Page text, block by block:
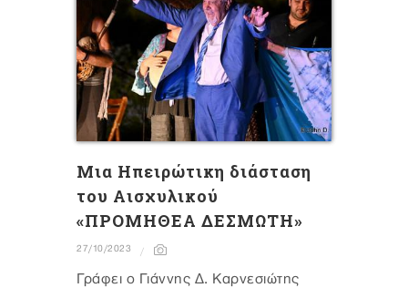
Μια Ηπειρώτικη διάσταση
του Αισχυλικού
«ΠΡΟΜΗΘΕΑ ΔΕΣΜΩΤΗ»
27/10/2023
Γράφει ο Γιάννης Δ. Καρνεσιώτης